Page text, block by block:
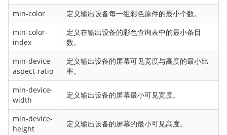
font
@font-face
font-family
font-size
font-size-adjust
font-stretch
font-style
font-variant
min-color
定义输出设备每一组彩色原件的最小个数。
min-color-
index
定义在输出设备的彩色查询表中的最小条目
数。
min-device-
aspect-ratio
定义输出设备的屏幕可见宽度与高度的最小比
率。
min-device-
width
定义输出设备的屏幕最小可见宽度。
min-device-
height
定义输出设备的屏幕的最小可见高度。